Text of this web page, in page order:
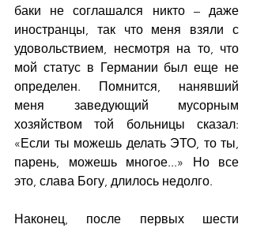
баки не соглашался никто – даже
иностранцы, так что меня взяли с
удовольствием, несмотря на то, что
мой статус в Германии был еще не
определен. Помнится, нанявший
меня заведующий мусорным
хозяйством той больницы сказал:
«Если ты можешь делать ЭТО, то ты,
парень, можешь многое...» Но все
это, слава Богу, длилось недолго.
Наконец, после первых шести